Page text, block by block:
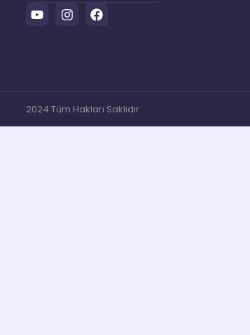
2024 Tüm Hakları Saklıdır